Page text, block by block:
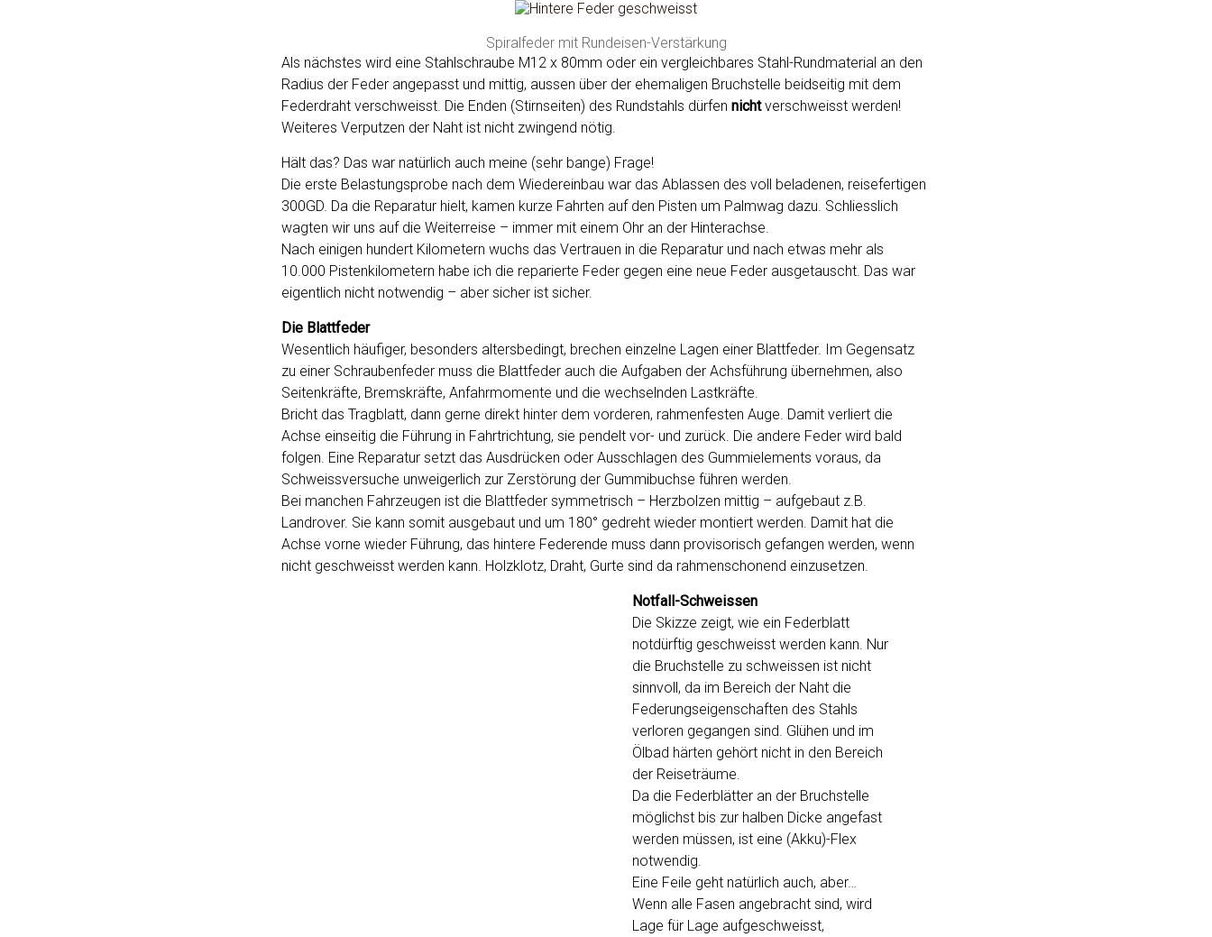
Spiralfeder mit Rundeisen-Verstärkung
Als nächstes wird eine Stahlschraube M12 x 80mm oder ein vergleichbares Stahl-Rundmaterial an den
Radius der Feder angepasst und mittig, aussen über der ehemaligen Bruchstelle beidseitig mit dem
Federdraht verschweisst. Die Enden (Stirnseiten) des Rundstahls dürfen nichtverschweisst werden!
Weiteres Verputzen der Naht ist nicht zwingend nötig.
Hält das? Das war natürlich auch meine (sehr bange) Frage!
Die erste Belastungsprobe nach dem Wiedereinbau war das Ablassen des voll beladenen, reisefertigen
300GD. Da die Reparatur hielt, kamen kurze Fahrten auf den Pisten um Palmwag dazu. Schliesslich
wagten wir uns auf die Weiterreise – immer mit einem Ohr an der Hinterachse.
Nach einigen hundert Kilometern wuchs das Vertrauen in die Reparatur und nach etwas mehr als
10.000 Pistenkilometern habe ich die reparierte Feder gegen eine neue Feder ausgetauscht. Das war
eigentlich nicht notwendig – aber sicher ist sicher.
Die Blattfeder
Wesentlich häufiger, besonders altersbedingt, brechen einzelne Lagen einer Blattfeder. Im Gegensatz
zu einer Schraubenfeder muss die Blattfeder auch die Aufgaben der Achsführung übernehmen, also
Seitenkräfte, Bremskräfte, Anfahrmomente und die wechselnden Lastkräfte.
Bricht das Tragblatt, dann gerne direkt hinter dem vorderen, rahmenfesten Auge. Damit verliert die
Achse einseitig die Führung in Fahrtrichtung, sie pendelt vor- und zurück. Die andere Feder wird bald
folgen. Eine Reparatur setzt das Ausdrücken oder Ausschlagen des Gummielements voraus, da
Schweissversuche unweigerlich zur Zerstörung der Gummibuchse führen werden.
Bei manchen Fahrzeugen ist die Blattfeder symmetrisch – Herzbolzen mittig – aufgebaut z.B.
Landrover. Sie kann somit ausgebaut und um 180° gedreht wieder montiert werden. Damit hat die
Achse vorne wieder Führung, das hintere Federende muss dann provisorisch gefangen werden, wenn
nicht geschweisst werden kann. Holzklotz, Draht, Gurte sind da rahmenschonend einzusetzen.
Notfall-Schweissen
Die Skizze zeigt, wie ein Federblatt
notdürftig geschweisst werden kann. Nur
die Bruchstelle zu schweissen ist nicht
sinnvoll, da im Bereich der Naht die
Federungseigenschaften des Stahls
verloren gegangen sind. Glühen und im
Ölbad härten gehört nicht in den Bereich
der Reiseträume.
Da die Federblätter an der Bruchstelle
möglichst bis zur halben Dicke angefast
werden müssen, ist eine (Akku)-Flex
notwendig.
Eine Feile geht natürlich auch, aber…
Wenn alle Fasen angebracht sind, wird
Lage für Lage aufgeschweisst,